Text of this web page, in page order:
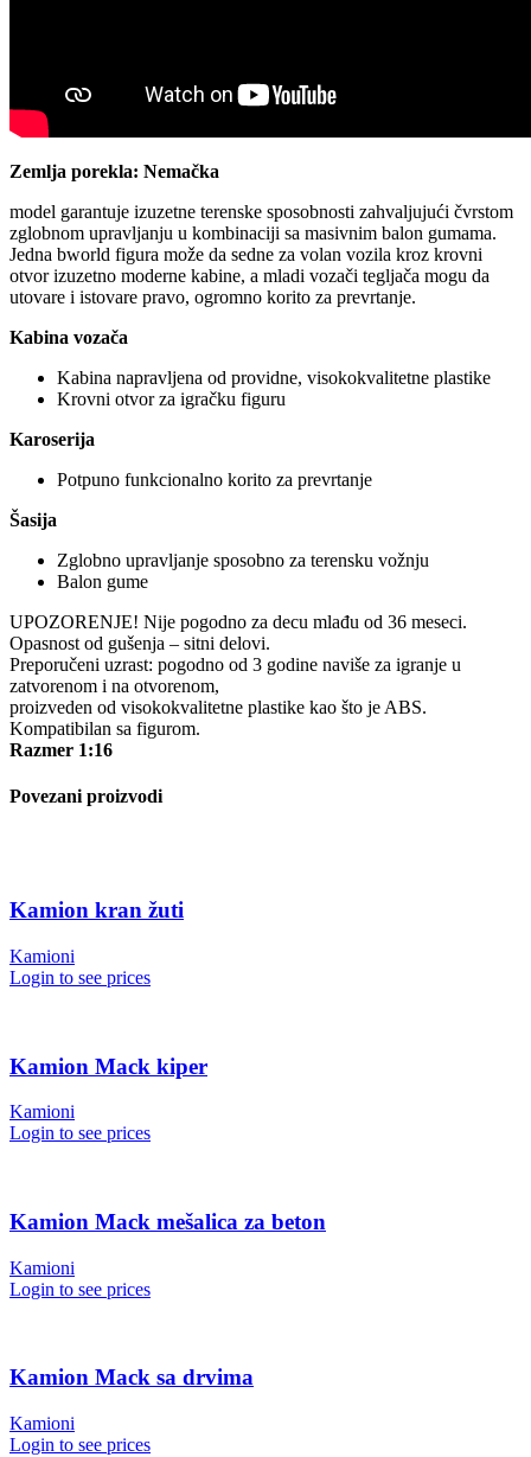
Zemlja porekla: Nemačka
model garantuje izuzetne terenske sposobnosti zahvaljujući čvrstom
zglobnom upravljanju u kombinaciji sa masivnim balon gumama.
Jedna bworld figura može da sedne za volan vozila kroz krovni
otvor izuzetno moderne kabine, a mladi vozači tegljača mogu da
utovare i istovare pravo, ogromno korito za prevrtanje.
Kabina vozača
Kabina napravljena od providne, visokokvalitetne plastike
Krovni otvor za igračku figuru
Karoserija
Potpuno funkcionalno korito za prevrtanje
Šasija
Zglobno upravljanje sposobno za terensku vožnju
Balon gume
UPOZORENJE! Nije pogodno za decu mlađu od 36 meseci.
Opasnost od gušenja – sitni delovi.
Preporučeni uzrast: pogodno od 3 godine naviše za igranje u
zatvorenom i na otvorenom,
proizveden od visokokvalitetne plastike kao što je ABS.
Kompatibilan sa figurom.
Razmer 1:16
Povezani proizvodi
Kamion kran žuti
Kamioni
Login to see prices
Kamion Mack kiper
Kamioni
Login to see prices
Kamion Mack mešalica za beton
Kamioni
Login to see prices
Kamion Mack sa drvima
Kamioni
Login to see prices